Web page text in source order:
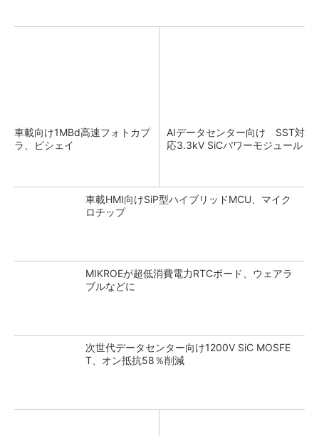
車載向け1MBd高速フォトカプ
ラ、ビシェイ
AIデータセンター向け SST対
応3.3kV SiCパワーモジュール
車載HMI向けSiP型ハイブリッドMCU、マイク
ロチップ
MIKROEが超低消費電力RTCボード、ウェアラ
ブルなどに
次世代データセンター向け1200V SiC MOSFE
T、オン抵抗58％削減